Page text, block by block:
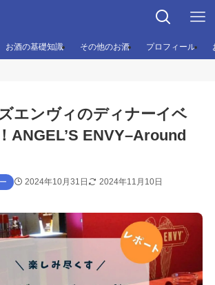
お酒の基礎知識 その他のお酒 プロフィール
エンヴィのディナーイベ
ANGEL’S ENVY–Around
2024年10月31日 2024年11月10日